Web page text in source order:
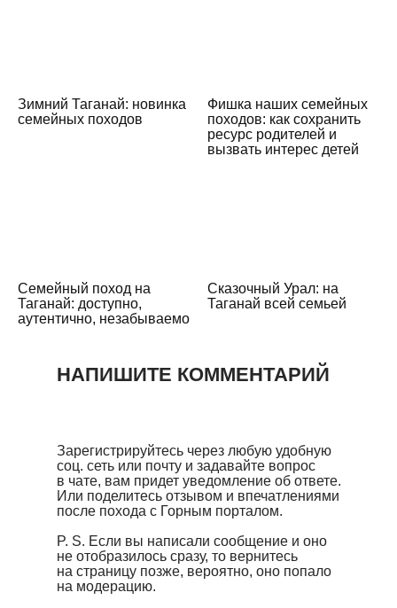
Зимний Таганай: новинка
семейных походов
Фишка наших семейных
походов: как сохранить
ресурс родителей и
вызвать интерес детей
Семейный поход на
Таганай: доступно,
аутентично, незабываемо
Сказочный Урал: на
Таганай всей семьей
Зарегистрируйтесь через любую удобную
соц. сеть или почту и задавайте вопрос
в чате, вам придет уведомление об ответе.
Или поделитесь отзывом и впечатлениями
после похода с Горным порталом.
P. S. Если вы написали сообщение и оно
не отобразилось сразу, то вернитесь
на страницу позже, вероятно, оно попало
на модерацию.
НАПИШИТЕ КОММЕНТАРИЙ